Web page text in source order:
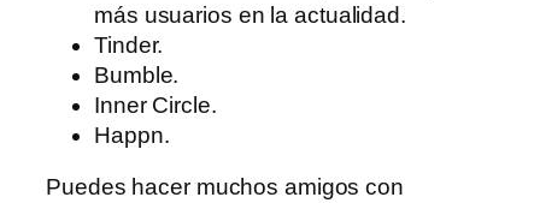
más usuarios en la actualidad.
Tinder.
Bumble.
Inner Circle.
Happn.
Puedes hacer muchos amigos con